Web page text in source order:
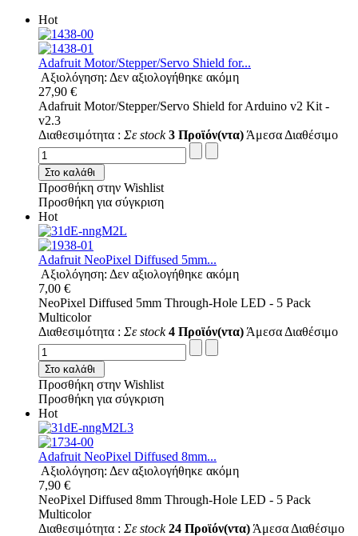
Hot
Adafruit Motor/Stepper/Servo Shield for...
Αξιολόγηση: Δεν αξιολογήθηκε ακόμη
27,90 €
Adafruit Motor/Stepper/Servo Shield for Arduino v2 Kit -
v2.3
Διαθεσιμότητα : Σε stock 3 Προϊόν(ντα) Άμεσα Διαθέσιμο
Στο καλάθι
Προσθήκη στην Wishlist
Προσθήκη για σύγκριση
Hot
Adafruit NeoPixel Diffused 5mm...
Αξιολόγηση: Δεν αξιολογήθηκε ακόμη
7,00 €
NeoPixel Diffused 5mm Through-Hole LED - 5 Pack
Multicolor
Διαθεσιμότητα : Σε stock 4 Προϊόν(ντα) Άμεσα Διαθέσιμο
Στο καλάθι
Προσθήκη στην Wishlist
Προσθήκη για σύγκριση
Hot
Adafruit NeoPixel Diffused 8mm...
Αξιολόγηση: Δεν αξιολογήθηκε ακόμη
7,90 €
NeoPixel Diffused 8mm Through-Hole LED - 5 Pack
Multicolor
Διαθεσιμότητα : Σε stock 24 Προϊόν(ντα) Άμεσα Διαθέσιμο